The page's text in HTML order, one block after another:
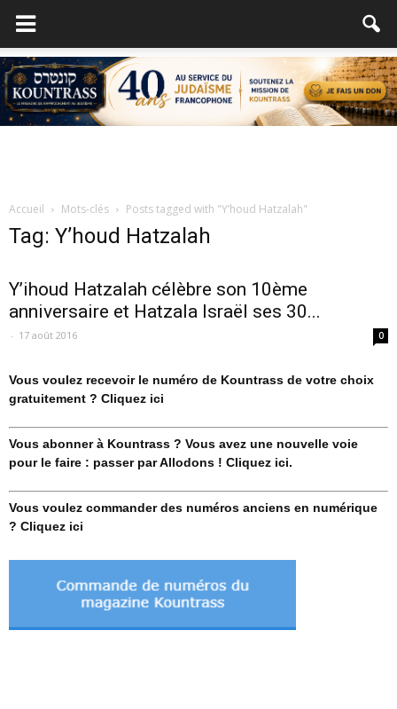
Accueil Mots-clés Posts tagged with "Y’houd Hatzalah"
Tag: Y’houd Hatzalah
Y’ihoud Hatzalah célèbre son 10ème
anniversaire et Hatzala Israël ses 30...
- 17 août 2016 0
Vous voulez recevoir le numéro de Kountrass de votre choix
gratuitement ? Cliquez ici
Vous abonner à Kountrass ? Vous avez une nouvelle voie
pour le faire : passer par Allodons ! Cliquez ici.
Vous voulez commander des numéros anciens en numérique
? Cliquez ici